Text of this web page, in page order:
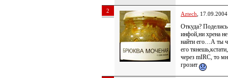
2 Aztech ,
Откуда? Поделись
инфой,ни хрена
найти его…А ты
его
через mIRC, то
грозит